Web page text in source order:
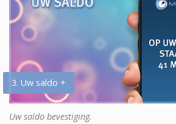
3. Uw saldo +
Uw saldo bevestiging.